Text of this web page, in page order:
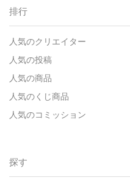
排行
人気のクリエイター
人気の投稿
人気の商品
人気のくじ商品
人気のコミッション
探す